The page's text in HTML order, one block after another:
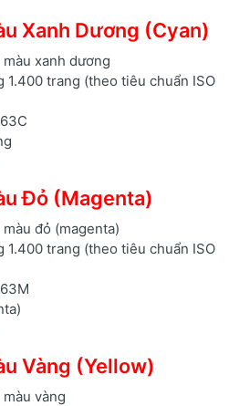
Xanh Dương (Cyan)
xanh dương
1.400 trang (theo tiêu chuẩn ISO
Đỏ (Magenta)
đỏ (magenta)
1.400 trang (theo tiêu chuẩn ISO
Vàng (Yellow)
vàng